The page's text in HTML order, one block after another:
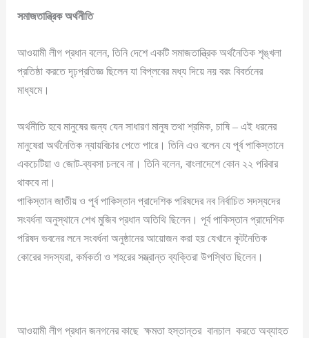
সমাজতান্ত্রিক অর্থনীতি
আওয়ামী লীগ প্রধান বলেন, তিনি দেশে একটি সমাজতান্ত্রিক অর্থনৈতিক শৃঙ্খলা
প্রতিষ্ঠা করতে দৃঢ়প্রতিজ্ঞ ছিলেন যা বিপ্লবের মধ্য দিয়ে নয় বরং বিবর্তনের
মাধ্যমে।
অর্থনীতি হবে মানুষের জন্য যেন সাধারণ মানুষ তথা শ্রমিক, চাষি – এই ধরনের
মানুষেরা অর্থনৈতিক ন্যায়বিচার পেতে পারে। তিনি এও বলেন যে পূর্ব পাকিস্তানে
একচেটিয়া ও জোট-ব্যবসা চলবে না। তিনি বলেন, বাংলাদেশে কোন ২২ পরিবার
থাকবে না।
পাকিস্তান জাতীয় ও পূর্ব পাকিস্তান প্রাদেশিক পরিষদের নব নির্বাচিত সদস্যদের
সংবর্ধনা অনুস্থানে শেখ মুজিব প্রধান অতিথি ছিলেন। পূর্ব পাকিস্তান প্রাদেশিক
পরিষদ ভবনের লনে সংবর্ধনা অনুষ্ঠানের আয়োজন করা হয় যেখানে কূটনৈতিক
কোরের সদস্যরা, কর্মকর্তা ও শহরের সম্ভ্রান্ত ব্যক্তিরা উপস্থিত ছিলেন।
আওয়ামী লীগ প্রধান জনগনের কাছে ক্ষমতা হস্তান্তর বানচাল করতে অব্যাহত